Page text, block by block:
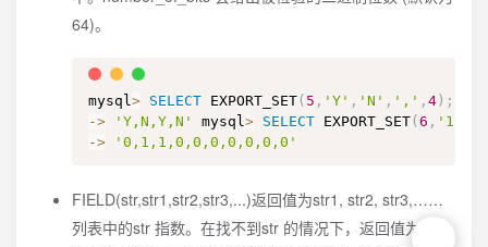
64)。
mysql> SELECT EXPORT_SET ( 5 , 'Y' , 'N' , ',' , 4 ) ;
-> 'Y,N,Y,N' mysql> SELECT EXPORT_SET ( 6 , '1'
-> '0,1,1,0,0,0,0,0,0,0'
FIELD(str,str1,str2,str3,...)返回值为str1, str2, str3,……
列表中的str 指数。在找不到str 的情况下，返回值为 0 。